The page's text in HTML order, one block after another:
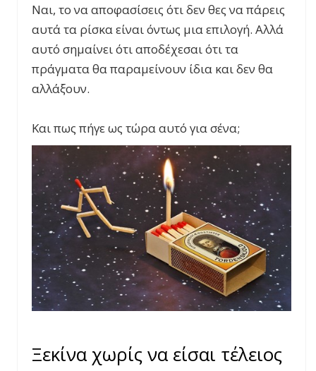
Ναι, το να αποφασίσεις ότι δεν θες να πάρεις
αυτά τα ρίσκα είναι όντως μια επιλογή. Αλλά
αυτό σημαίνει ότι αποδέχεσαι ότι τα
πράγματα θα παραμείνουν ίδια και δεν θα
αλλάξουν.
Και πως πήγε ως τώρα αυτό για σένα;
Ξεκίνα χωρίς να είσαι τέλειος